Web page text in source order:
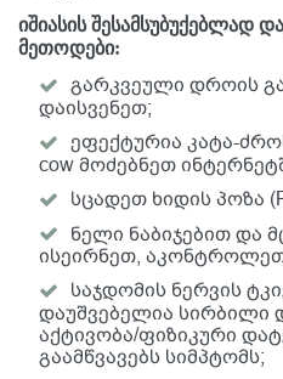
იშიასის შესამსუბუქებლად
მეთოდები:
გარკვეული დროის
დაისვენეთ;
ეფექტურია კატა-
cow მოძებნეთ
სცადეთ ხიდის პოზა
ნელი ნაბიჯებით და
ისეირნეთ, აკონტროლეთ
საჯდომის ნერვის
დაუშვებელია სირბილი
აქტივობა/ფიზიკური
გაამწვავებს სიმპტომს;